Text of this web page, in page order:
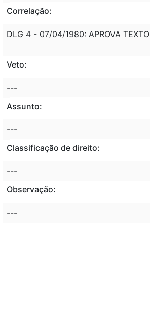
Correlação:
DLG 4 - 07/04/1980: APROVA TEXTO
Veto:
---
Assunto:
---
Classificação de direito:
---
Observação:
---